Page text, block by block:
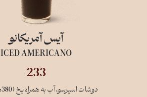
آیس آمریکانو
ICED AMERICANO
233
دوشات اسپرسو، آب به همراه یخ (380میلی لیتر)